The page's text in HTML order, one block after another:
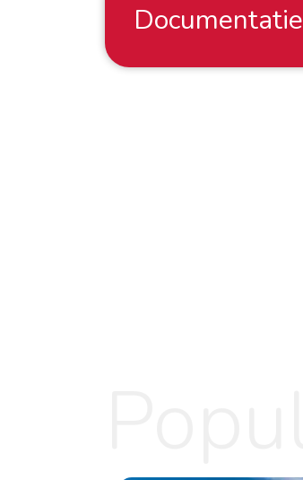
Documentatie